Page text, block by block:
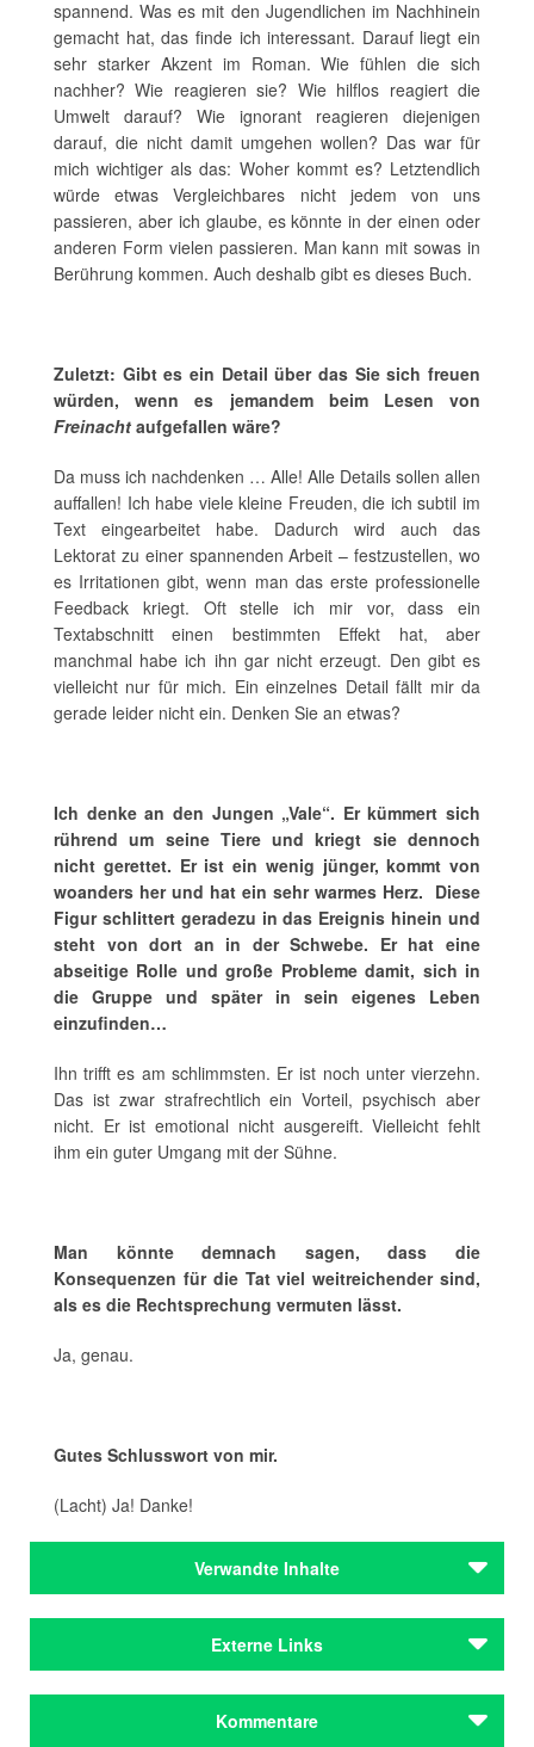
spannend. Was es mit den Jugendlichen im Nachhinein
gemacht hat, das finde ich interessant. Darauf liegt ein
sehr starker Akzent im Roman. Wie fühlen die sich
nachher? Wie reagieren sie? Wie hilflos reagiert die
Umwelt darauf? Wie ignorant reagieren diejenigen
darauf, die nicht damit umgehen wollen? Das war für
mich wichtiger als das: Woher kommt es? Letztendlich
würde etwas Vergleichbares nicht jedem von uns
passieren, aber ich glaube, es könnte in der einen oder
anderen Form vielen passieren. Man kann mit sowas in
Berührung kommen. Auch deshalb gibt es dieses Buch.
Zuletzt: Gibt es ein Detail über das Sie sich freuen
würden, wenn es jemandem beim Lesen von
Freinacht aufgefallen wäre?
Da muss ich nachdenken … Alle! Alle Details sollen allen
auffallen! Ich habe viele kleine Freuden, die ich subtil im
Text eingearbeitet habe. Dadurch wird auch das
Lektorat zu einer spannenden Arbeit – festzustellen, wo
es Irritationen gibt, wenn man das erste professionelle
Feedback kriegt. Oft stelle ich mir vor, dass ein
Textabschnitt einen bestimmten Effekt hat, aber
manchmal habe ich ihn gar nicht erzeugt. Den gibt es
vielleicht nur für mich. Ein einzelnes Detail fällt mir da
gerade leider nicht ein. Denken Sie an etwas?
Ich denke an den Jungen „Vale“. Er kümmert sich
rührend um seine Tiere und kriegt sie dennoch
nicht gerettet. Er ist ein wenig jünger, kommt von
woanders her und hat ein sehr warmes Herz. Diese
Figur schlittert geradezu in das Ereignis hinein und
steht von dort an in der Schwebe. Er hat eine
abseitige Rolle und große Probleme damit, sich in
die Gruppe und später in sein eigenes Leben
einzufinden…
Ihn trifft es am schlimmsten. Er ist noch unter vierzehn.
Das ist zwar strafrechtlich ein Vorteil, psychisch aber
nicht. Er ist emotional nicht ausgereift. Vielleicht fehlt
ihm ein guter Umgang mit der Sühne.
Man könnte demnach sagen, dass die
Konsequenzen für die Tat viel weitreichender sind,
als es die Rechtsprechung vermuten lässt.
Ja, genau.
Gutes Schlusswort von mir.
(Lacht) Ja! Danke!
Verwandte Inhalte
Autoren
Externe Links
Kommentare